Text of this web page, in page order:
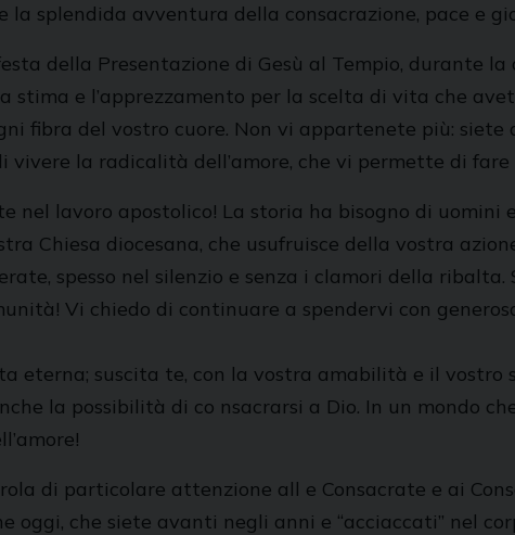
la splendida avventura della consacrazione, pace e
della Presentazione di Gesù al Tempio, durante
e l’apprezzamento per la scelta di vita che
fibra del vostro cuore. Non vi appartenete più:
vivere la radicalità dell’amore, che vi permette di
nel lavoro apostolico! La storia ha bisogno di
Chiesa diocesana, che usufruisce della vostra
spesso nel silenzio e senza i clamori della
Vi chiedo di continuare a spendervi con
eterna; suscita te, con la vostra amabilità e il
la possibilità di co nsacrarsi a Dio. In un mondo
di particolare attenzione all e Consacrate e ai
oggi, che siete avanti negli anni e “acciaccati” nel